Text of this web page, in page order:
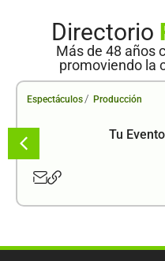
Directorio
Más de 48 años
promoviendo la
Espectáculos / Producción
Tu